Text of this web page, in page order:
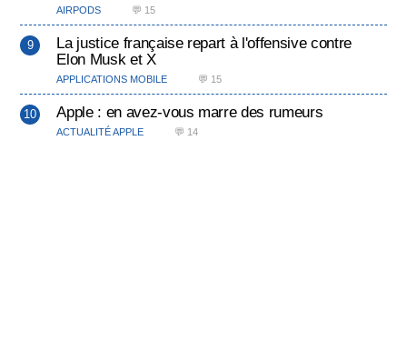
AIRPODS 💬 15
La justice française repart à l'offensive contre
Elon Musk et X
APPLICATIONS MOBILE 💬 15
Apple : en avez-vous marre des rumeurs
ACTUALITÉ APPLE 💬 14